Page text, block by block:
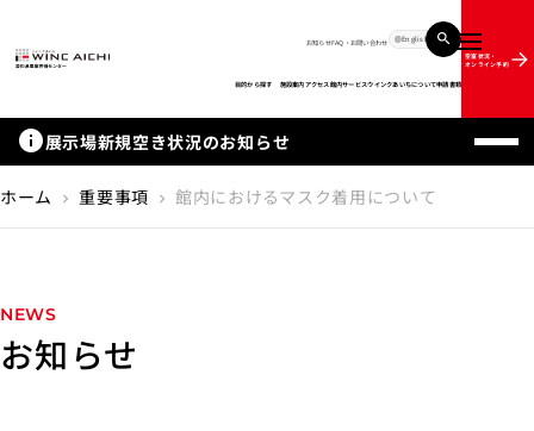
メニュー
お知らせFAQ・お問い合わせ English
目的から探す 施設案内アクセス館内サービスウインクあいちについて申請書類
空室状況・
オンライン予約
info展示場新規空き状況のお知らせ
ホーム chevron_right 重要事項 chevron_right 館内におけるマスク着用について
NEWS
お知らせ